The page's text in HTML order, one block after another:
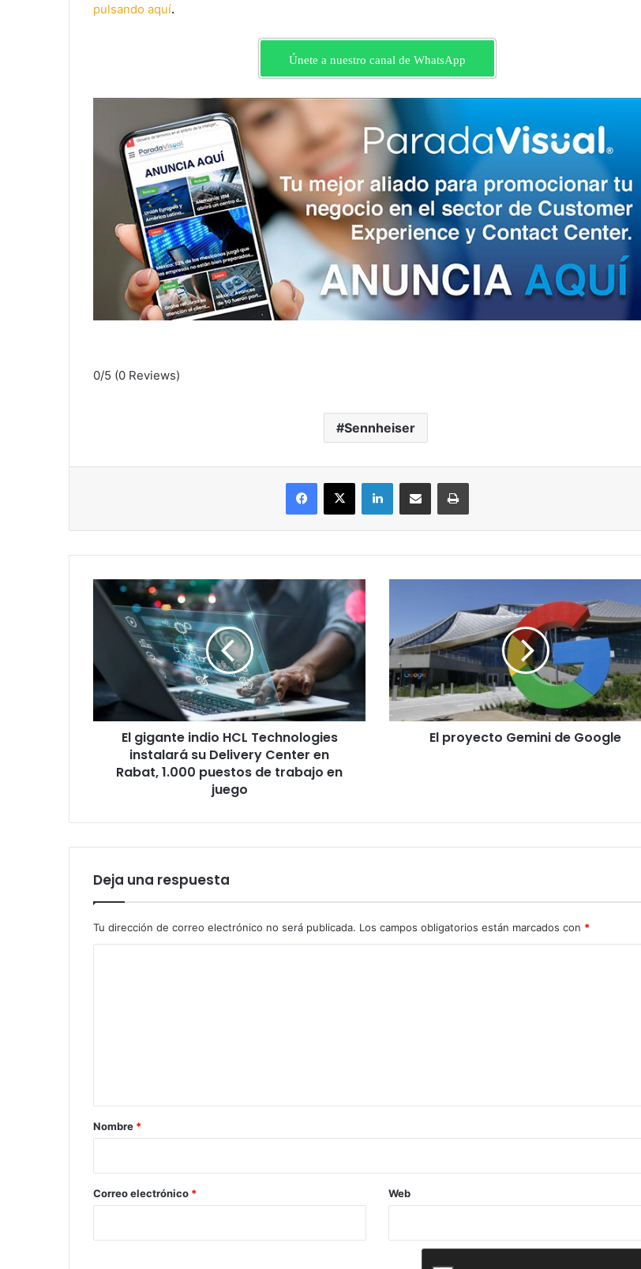
pulsando aquí.
Únete a nuestro canal de WhatsApp
0/5 (0 Reviews)
Sennheiser
Facebook
X LinkedInCompartir por correo electrónicoImprimir
El
gigante
Technologies
instalará
su
Delivery
Center
1.000
juego
El gigante indio HCL Technologies
instalará su Delivery Center en
Rabat, 1.000 puestos de trabajo en
juego
de
Google
El proyecto Gemini de Google
Deja una respuesta
Tu dirección de correo electrónico no será publicada. Los campos obligatorios están marcados con *
r
*
Nombre *
Correo electrónico * Web